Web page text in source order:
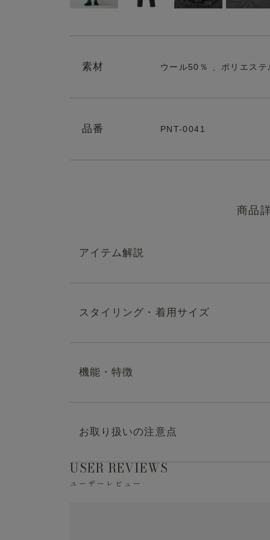
素材 ウール50％ 、ポリエステ
品番 PNT-0041
商品
アイテム解説
ヘリンボーン柄の、軽くミルドされた暖かみ
充実。ウエストのドローコードは、外側、内
ジャケットと合わせて楽
スタイリング・着用サイズ
・model:175cm/65kg。
機能・特徴
・マシンウォッシャブル（洗濯方法はお取り
・ストレッチ
お取り扱いの注意点
※液温は30℃を限度とし、洗濯機で非常に弱
※洗濯の際は中性洗剤を使用し、必ずネット
USER REVIEWS
ユーザーレビュー